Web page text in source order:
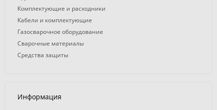
Комплектующие и расходники
Кабели и комплектующие
Газосварочное оборудование
Сварочные материалы
Средства защиты
Информация